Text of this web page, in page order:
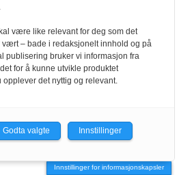
Innstillinger for informasjonskapsler
være like relevant for deg som det
vært – bade i redaksjonelt innhold og på
publisering bruker vi informasjon fra
for å kunne utvikle produktet
opplever det nyttig og relevant.
Godta valgte Innstillinger